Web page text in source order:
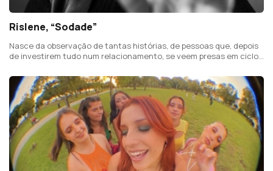
Rislene, “Sodade”
Nasce da observação de tantas histórias, de pessoas que, depois
de investirem tudo num relacionamento, se veem presas em ciclos